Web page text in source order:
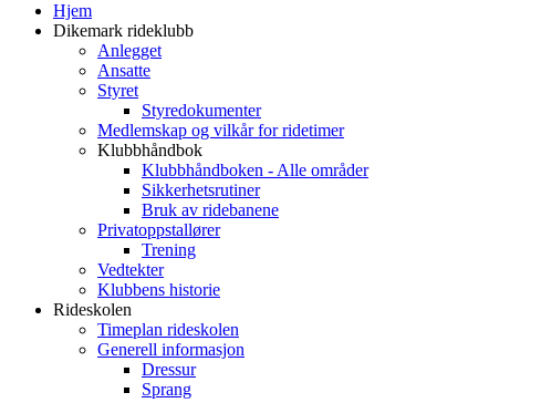
Hjem
Dikemark rideklubb
Anlegget
Ansatte
Styret
Styredokumenter
Medlemskap og vilkår for ridetimer
Klubbhåndbok
Klubbhåndboken - Alle områder
Sikkerhetsrutiner
Bruk av ridebanene
Privatoppstallører
Trening
Vedtekter
Klubbens historie
Rideskolen
Timeplan rideskolen
Generell informasjon
Dressur
Sprang